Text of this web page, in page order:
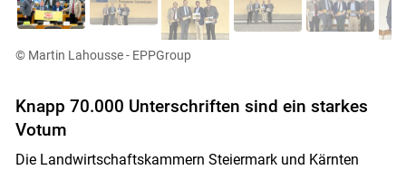
Skip to main content
© Martin Lahousse - EPPGroup
Knapp 70.000 Unterschriften sind ein starkes
Votum
Die Landwirtschaftskammern Steiermark und Kärnten